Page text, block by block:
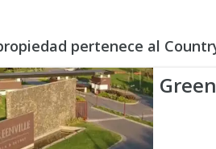
pertenece al